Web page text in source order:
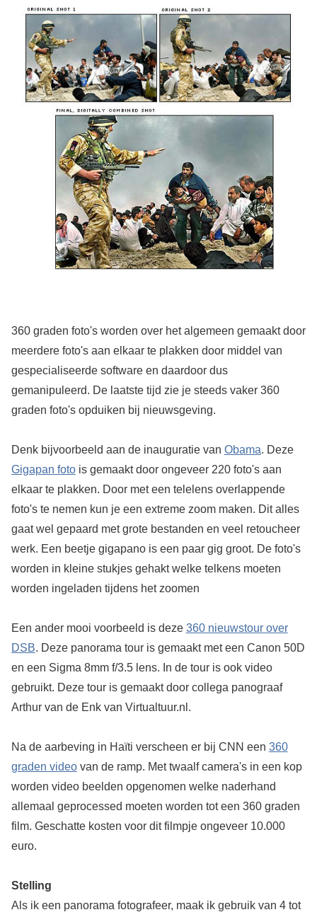
360 graden foto's worden over het algemeen gemaakt door
meerdere foto's aan elkaar te plakken door middel van
gespecialiseerde software en daardoor dus
gemanipuleerd. De laatste tijd zie je steeds vaker 360
graden foto's opduiken bij nieuwsgeving.
Denk bijvoorbeeld aan de inauguratie van Obama. Deze
Gigapan fotois gemaakt door ongeveer 220 foto's aan
elkaar te plakken. Door met een telelens overlappende
foto's te nemen kun je een extreme zoom maken. Dit alles
gaat wel gepaard met grote bestanden en veel retoucheer
werk. Een beetje gigapano is een paar gig groot. De foto's
worden in kleine stukjes gehakt welke telkens moeten
worden ingeladen tijdens het zoomen
Een ander mooi voorbeeld is deze 360 nieuwstour over
DSB. Deze panorama tour is gemaakt met een Canon 50D
en een Sigma 8mm f/3.5 lens. In de tour is ook video
gebruikt. Deze tour is gemaakt door collega panograaf
Arthur van de Enk van Virtualtuur.nl.
Na de aarbeving in Haïti verscheen er bij CNN een 360
graden videovan de ramp. Met twaalf camera's in een kop
worden video beelden opgenomen welke naderhand
allemaal geprocessed moeten worden tot een 360 graden
film. Geschatte kosten voor dit filmpje ongeveer 10.000
euro.
Stelling
Als ik een panorama fotografeer, maak ik gebruik van 4 tot